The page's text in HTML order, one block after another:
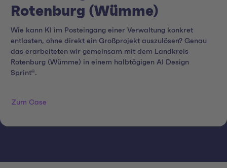
Rotenburg (Wümme)
Wie kann KI im Posteingang einer Verwaltung konkret
entlasten, ohne direkt ein Großprojekt auszulösen? Genau
das erarbeiteten wir gemeinsam mit dem Landkreis
Rotenburg (Wümme) in einem halbtägigen AI Design
Sprint®.
Zum Case